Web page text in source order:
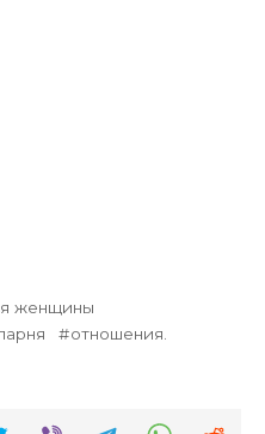
женщины
отношения.